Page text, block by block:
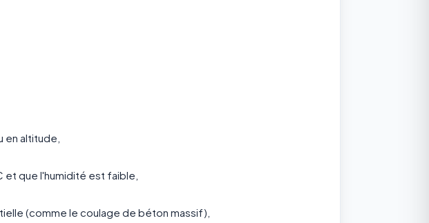
altitude,
que l'humidité est faible,
(comme le coulage de béton massif),